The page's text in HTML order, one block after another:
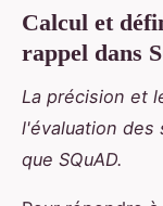
Calcul et
rappel dans
La précision et
l'évaluation des
que SQuAD.